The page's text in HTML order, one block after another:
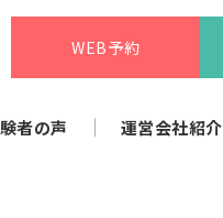
WEB予約
者の声 運営会社紹介